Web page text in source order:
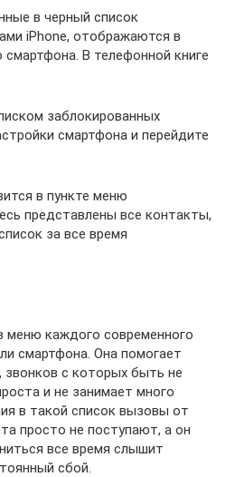
в черный список
iPhone, отображаются в
В телефонной книге
заблокированных
смартфона и перейдите
в пункте меню
представлены все контакты,
за все время
меню каждого современного
смартфона. Она помогает
звонков с которых быть не
и не занимает много
в такой список вызовы от
просто не поступают, а он
все время слышит
сбой.